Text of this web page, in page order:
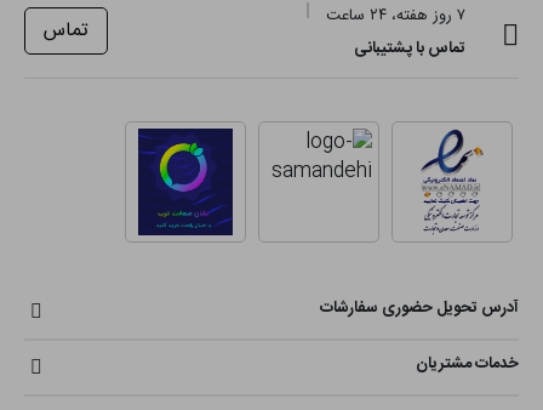
۷ روز هفته، ۲۴ ساعت
تماس با پشتیبانی
تماس
آدرس تحویل حضوری سفارشات
خدمات مشتریان